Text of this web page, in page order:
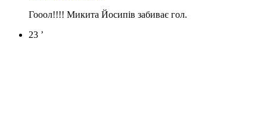
Гооол!!!! Микита Йосипів забиває гол.
23 ’